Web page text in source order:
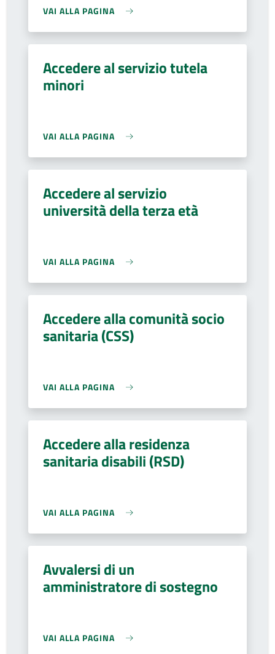
VAI ALLA PAGINA
Accedere al servizio tutela
minori
VAI ALLA PAGINA
Accedere al servizio
università della terza età
VAI ALLA PAGINA
Accedere alla comunità socio
sanitaria (CSS)
VAI ALLA PAGINA
Accedere alla residenza
sanitaria disabili (RSD)
VAI ALLA PAGINA
Avvalersi di un
amministratore di sostegno
VAI ALLA PAGINA